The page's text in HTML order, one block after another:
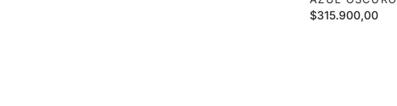
Precio
$315.900,00